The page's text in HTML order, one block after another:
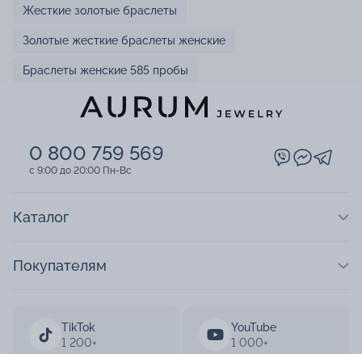
Жесткие золотые браслеты
Золотые жесткие браслеты женские
Браслеты женские 585 пробы
0 800 759 569
c 9:00 до 20:00 Пн-Вс
TikTok
1 200+
YouTube
1 000+
Каталог
Покупателям